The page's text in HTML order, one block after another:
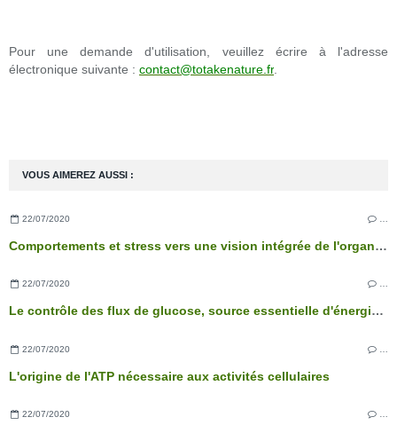
VOUS AIMEREZ AUSSI :
22/07/2020
Comportements et stress vers une vision intégrée de l'organisme
22/07/2020
Le contrôle des flux de glucose, source essentielle d'énergie des cellules
22/07/2020
L'origine de l'ATP nécessaire aux activités cellulaires
22/07/2020 …
Pour une demande d'utilisation, veuillez écrire à l'adresse
électronique suivante : contact@totakenature.fr